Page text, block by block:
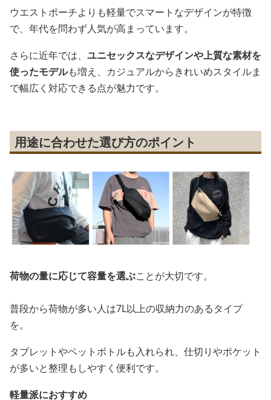
ウエストポーチよりも軽量でスマートなデザインが特徴
で、年代を問わず人気が高まっています。
さらに近年では、 ユニセックスなデザインや上質な素材を
使ったモデルも増え、カジュアルからきれいめスタイルま
で幅広く対応できる点が魅力です。
用途に合わせた選び方のポイント
荷物の量に応じて容量を選ぶことが大切です。
普段から荷物が多い人は7L以上の収納力のあるタイプ
を。
タブレットやペットボトルも入れられ、仕切りやポケット
が多いと整理もしやすく便利です。
軽量派におすすめ